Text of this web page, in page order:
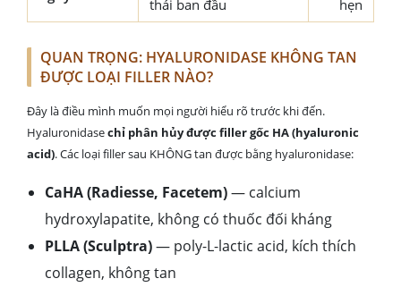
thái ban đầu hẹn
QUAN TRỌNG: HYALURONIDASE KHÔNG TAN
ĐƯỢC LOẠI FILLER NÀO?
Đây là điều mình muốn mọi người hiểu rõ trước khi đến.
Hyaluronidasechỉ phân hủy được filler gốc HA (hyaluronic
acid). Các loại filler sau KHÔNG tan được bằng hyaluronidase:
CaHA (Radiesse, Facetem)— calcium
hydroxylapatite, không có thuốc đối kháng
PLLA (Sculptra)— poly-L-lactic acid, kích thích
collagen, không tan